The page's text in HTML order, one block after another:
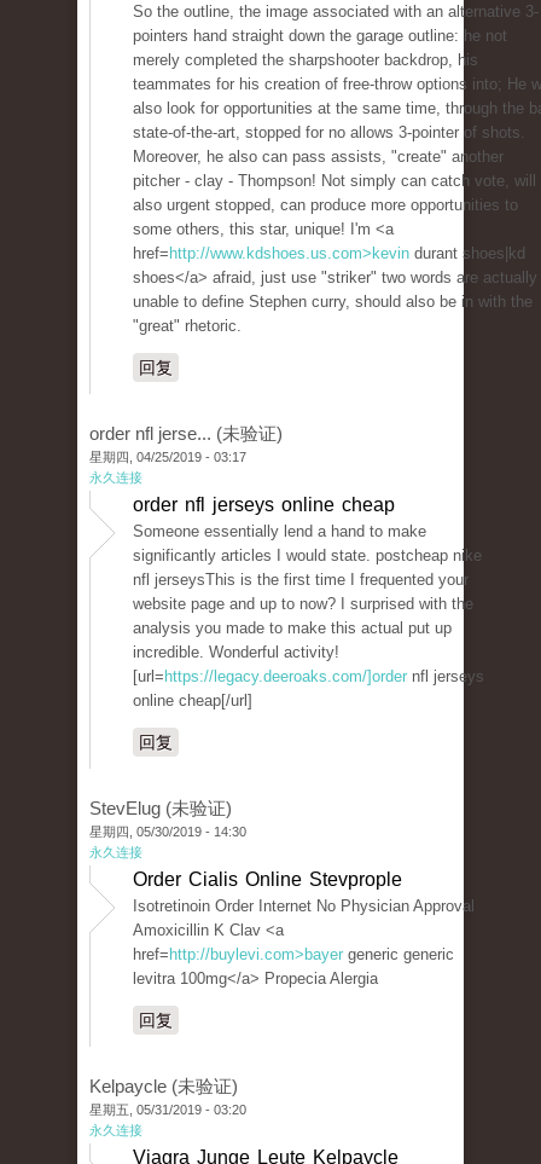
So the outline, the image associated with an alternative 3-
pointers hand straight down the garage outline: he not
merely completed the sharpshooter backdrop, his
teammates for his creation of free-throw options into; He
also look for opportunities at the same time, through the
state-of-the-art, stopped for no allows 3-pointer of shots.
Moreover, he also can pass assists, "create" another
pitcher - clay - Thompson! Not simply can catch vote, will
also urgent stopped, can produce more opportunities to
some others, this star, unique! I'm <a
href= http://www.kdshoes.us.com>kevin durant shoes|kd
shoes</a> afraid, just use "striker" two words are actually
unable to define Stephen curry, should also be in with the
"great" rhetoric.
回复
order nfl jerse... (未验证)
星期四, 04/25/2019 - 03:17
永久连接
order nfl jerseys online cheap
Someone essentially lend a hand to make
significantly articles I would state. postcheap nike
nfl jerseysThis is the first time I frequented your
website page and up to now? I surprised with the
analysis you made to make this actual put up
incredible. Wonderful activity!
[url= https://legacy.deeroaks.com/]order nfl jerseys
online cheap[/url]
回复
StevElug (未验证)
星期四, 05/30/2019 - 14:30
永久连接
Order Cialis Online Stevprople
Isotretinoin Order Internet No Physician Approval
Amoxicillin K Clav <a
href= http://buylevi.com>bayer generic generic
levitra 100mg</a> Propecia Alergia
回复
Kelpaycle (未验证)
星期五, 05/31/2019 - 03:20
永久连接
Viagra Junge Leute Kelpaycle